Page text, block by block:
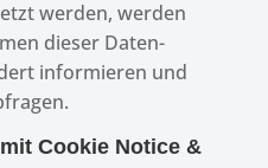
werden, werden
dieser Daten­
infor­mie­ren und
Cookie Notice &